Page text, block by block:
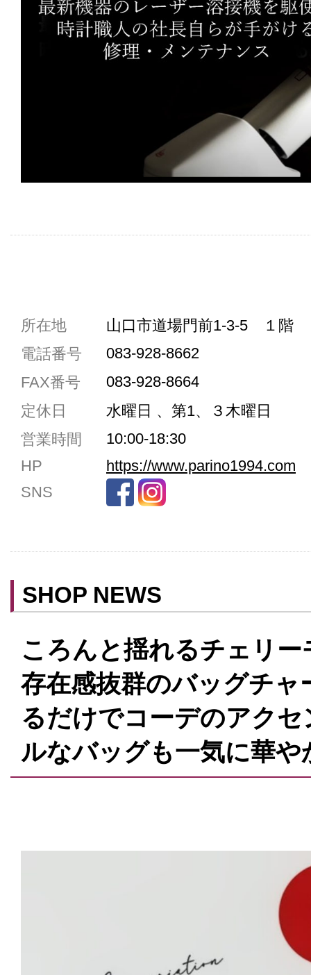
共通駐車券加盟店
共用トイレ
女性用トイレ
ベビールーム
禁煙
予約可
所在地
山口市道場門前1-3-5 １階
電話番号
083-928-8662
FAX番号
083-928-8664
定休日
水曜日 、第1、３木曜日
営業時間
10:00-18:30
HP
https://www.parino1994.com
SNS
SHOP NEWS
ころんと揺れるチェリ
存在感抜群のバッグチ
るだけでコーデのアク
ルなバッグも一気に華や